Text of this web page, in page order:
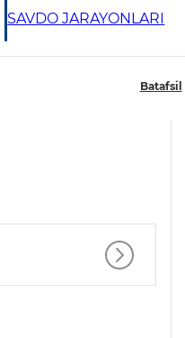
SAVDO JARAYONLARI
Batafsil